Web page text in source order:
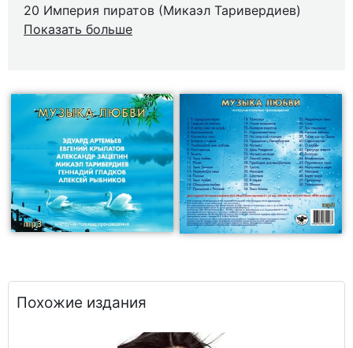
20 Империя пиратов (Микаэл Таривердиев)
Показать больше
Похожие издания